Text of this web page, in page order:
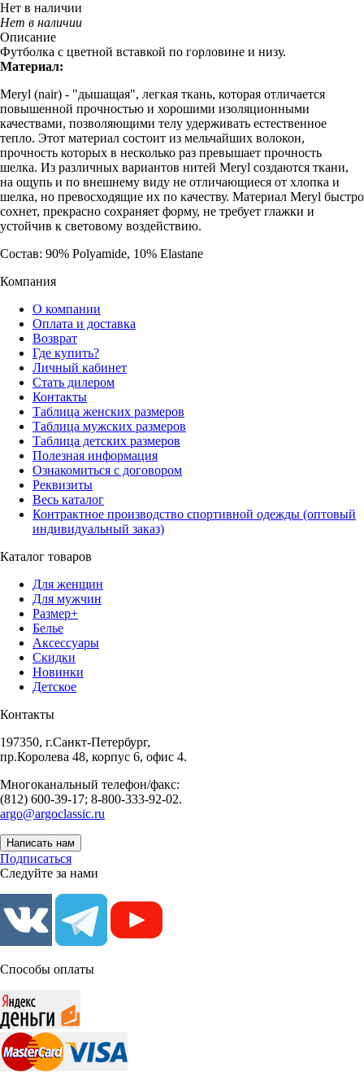
Нет в наличии
Нет в наличии
Описание
Футболка с цветной вставкой по горловине и низу.
Материал:
Meryl (nair) - "дышащая", легкая ткань, которая отличается
повышенной прочностью и хорошими изоляционными
качествами, позволяющими телу удерживать естественное
тепло. Этот материал состоит из мельчайших волокон,
прочность которых в несколько раз превышает прочность
шелка. Из различных вариантов нитей Meryl создаются ткани,
на ощупь и по внешнему виду не отличающиеся от хлопка и
шелка, но превосходящие их по качеству. Материал Meryl быстро
сохнет, прекрасно сохраняет форму, не требует глажки и
устойчив к световому воздействию.
Состав: 90% Polyamide, 10% Elastane
Компания
О компании
Оплата и доставка
Возврат
Где купить?
Личный кабинет
Стать дилером
Контакты
Таблица женских размеров
Таблица мужских размеров
Таблица детских размеров
Полезная информация
Ознакомиться с договором
Реквизиты
Весь каталог
Контрактное производство спортивной одежды (оптовый
индивидуальный заказ)
Каталог товаров
Для женщин
Для мужчин
Размер+
Белье
Аксессуары
Скидки
Новинки
Детское
Контакты
197350, г.Санкт-Петербург,
пр.Королева 48, корпус 6, офис 4.
Многоканальный телефон/факс:
(812) 600-39-17; 8-800-333-92-02.
argo@argoclassic.ru
Написать нам
Подписаться
Следуйте за нами
Способы оплаты